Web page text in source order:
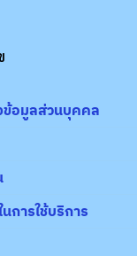
ข้อมูลส่วนบุคคล
การใช้บริการ